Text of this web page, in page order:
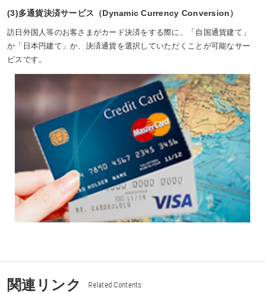
(3)多通貨決済サービス（Dynamic Currency Conversion）
訪日外国人等のお客さまがカード決済をする際に、「自国通貨建て」
か「日本円建て」か、決済通貨を選択していただくことが可能なサー
ビスです。
関連リンク Related Contents